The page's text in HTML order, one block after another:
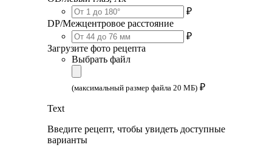
₽
DP/Межцентровое расстояние
₽
Загрузите фото рецепта
Выбрать файл
(максимальный размер файла 20 МБ) ₽
Text
Введите рецепт, чтобы увидеть доступные
варианты